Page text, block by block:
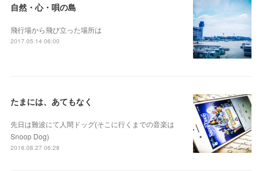
自然・心・唄の島
飛行場から飛び立った場所は
2017.05.14 06:00
たまには、あてもなく
先日は難波にて人間ドッグ(そこに行くまでの音楽は
Snoop Dog)
2016.08.27 06:28